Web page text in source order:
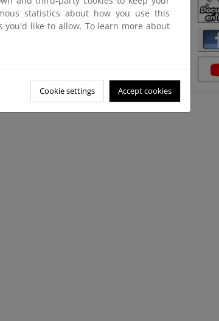
statistics about how you use this
you'd like to allow. To learn more about
Cookie settings Accept cookies